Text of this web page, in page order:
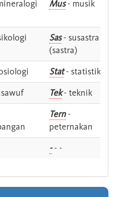
Mus- musik
Sas- susastra -
(sastra)
Stat- statistik
Tek- teknik
Tern-
peternakan
-- -